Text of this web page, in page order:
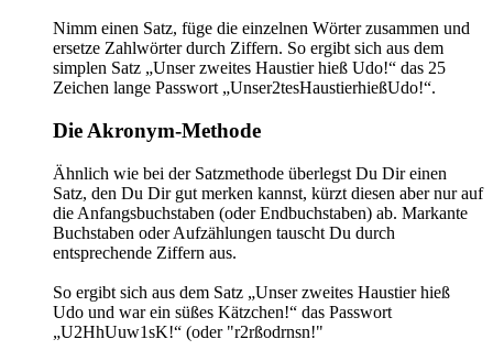
Nimm einen Satz, füge die einzelnen Wörter zusammen und
ersetze Zahlwörter durch Ziffern. So ergibt sich aus dem
simplen Satz „Unser zweites Haustier hieß Udo!“ das 25
Zeichen lange Passwort „Unser2tesHaustierhießUdo!“.
Die Akronym-Methode
Ähnlich wie bei der Satzmethode überlegst Du Dir einen
Satz, den Du Dir gut merken kannst, kürzt diesen aber nur auf
die Anfangsbuchstaben (oder Endbuchstaben) ab. Markante
Buchstaben oder Aufzählungen tauscht Du durch
entsprechende Ziffern aus.
So ergibt sich aus dem Satz „Unser zweites Haustier hieß
Udo und war ein süßes Kätzchen!“ das Passwort
„U2HhUuw1sK!“ (oder "r2rßodrnsn!"